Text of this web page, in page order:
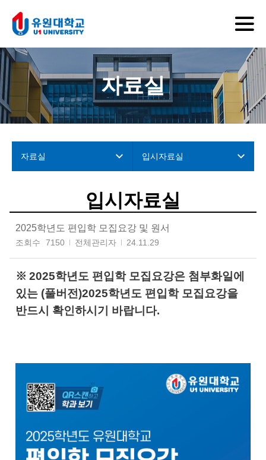
자료실
자료실 입시자료실
입시자료실
2025학년도 편입학 모집요강 및 원서
조회수 7150 전체관리자 24.11.29
※ 2025학년도 편입학 모집요강은 첨부화일에
있는 (풀버전)2025학년도 편입학 모집요강을
반드시 확인하시기 바랍니다.